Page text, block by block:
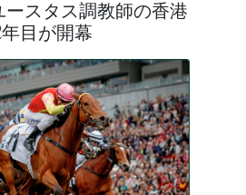
ースタス調教師の香港
目が開幕